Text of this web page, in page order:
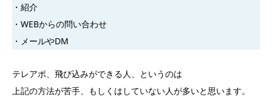
・紹介
・WEBからの問い合わせ
・メールやDM
テレアポ、飛び込みができる人、というのは
上記の方法が苦手、もしくはしていない人が多いと思います。